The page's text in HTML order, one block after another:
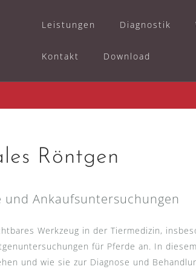
Leistungen Diagnostik
Kontakt Download
Röntgen
und Ankaufsuntersuchungen
Werkzeug in der Tiermedizin,
für Pferde an. In
und wie sie zur Diagnose und